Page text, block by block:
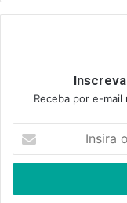
Receba por e-
seu
de